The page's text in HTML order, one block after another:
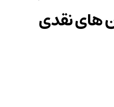
های نقدی